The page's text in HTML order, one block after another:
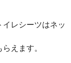
レシーツはネッ
えます。